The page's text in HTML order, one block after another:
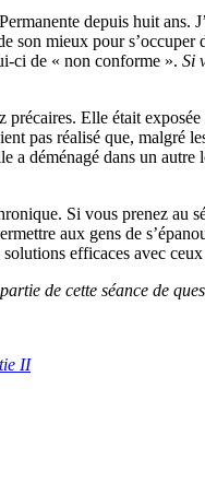
depuis huit ans.
mieux pour
ci de « non conforme ». Si
Elle était
pas réalisé que, malgré
déménagé dans un
Si vous prenez au
aux gens de
efficaces avec
de cette séance de
II